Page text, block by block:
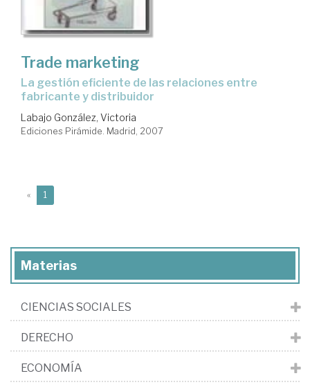
Trade marketing
la gestión eficiente de las relaciones entre
fabricante y distribuidor
Labajo González, Victoria
Ediciones Pirámide. Madrid, 2007
« 1
Materias
CIENCIAS SOCIALES
DERECHO
ECONOMÍA